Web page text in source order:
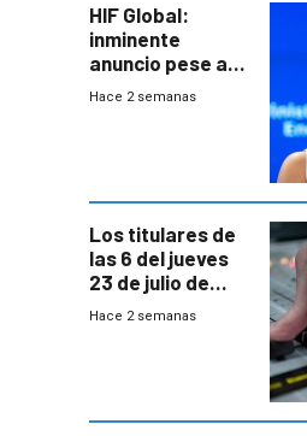
HIF Global:
inminente
anuncio pese a
declaración de
gobierno
Hace 2 semanas
Los titulares de
las 6 del jueves
23 de julio de
2026
Hace 2 semanas